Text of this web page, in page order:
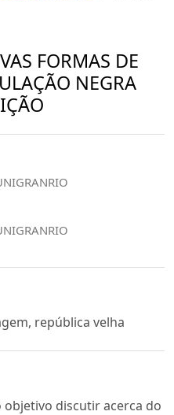
FORMAS DE
NEGRA
república velha
discutir acerca do